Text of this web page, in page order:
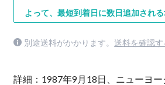
よって、最短到着日に数日追加される
別途送料がかかります。 送料を確認す
詳細：1987年9月18日、ニューヨ